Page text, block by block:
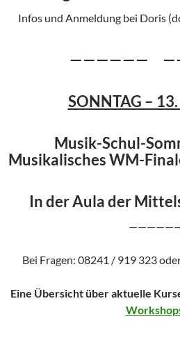
Infos und Anmeldung bei Doris
——————
SONNTAG –
Musik-Schul-
Musikalisches WM-
In der Aula der
Bei Fragen: 08241 / 919 323
Eine Übersicht über aktuelle